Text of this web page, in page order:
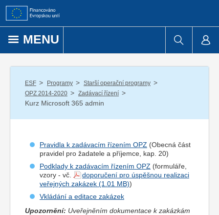
Přejít k obsahu
MENU
ESF / Programy / Starší operační programy /
OPZ 2014-2020 / Zadávací řízení /
Kurz Microsoft 365 admin
Pravidla k zadávacím řízením OPZ (Obecná část
pravidel pro žadatele a příjemce , kap. 20)
Podklady k zadávacím řízením OPZ (formuláře,
vzory - vč.
doporučení pro úspěšnou realizaci
veřejných zakázek
)
Vkládání a editace zakázek
Upozornění: Uveřejněním dokumentace k zakázkám